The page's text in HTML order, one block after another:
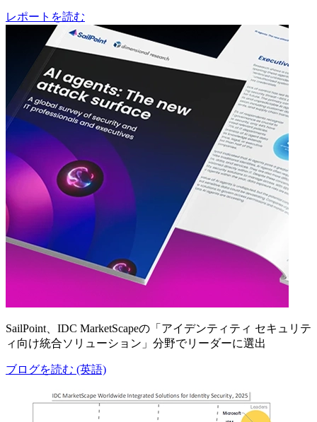
レポートを読む
SailPoint、IDC MarketScapeの「アイデンティティ セキュリテ
ィ向け統合ソリューション」分野でリーダーに選出
ブログを読む (英語)